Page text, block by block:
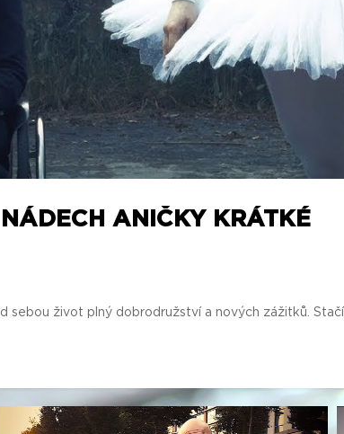
ANIČKY KRÁTKÉ
sebou život plný dobrodružství a nových zážitků.